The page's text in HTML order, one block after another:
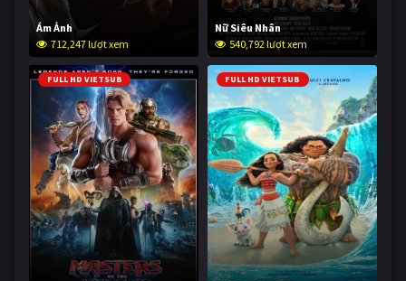
Ám Ảnh
712,247 lượt xem
Nữ Siêu Nhân
540,792 lượt xem
FULL HD VIETSUB FULL HD VIETSUB